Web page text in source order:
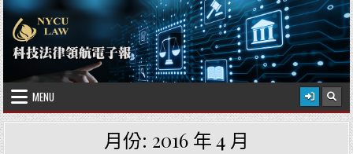
Skip to content 2026 年 8 月 6 日
國立陽明交通大學科技法律學院
MENU
月份: 2016 年 4 月